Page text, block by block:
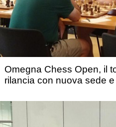
Omegna Chess Open, il
rilancia con nuova sede